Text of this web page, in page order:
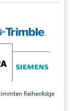
Reihenfolge
Namensnennung